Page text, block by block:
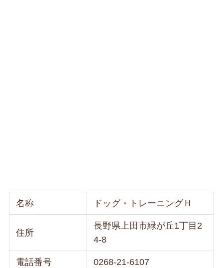
名称 ドッグ・トレーニングＨ
住所
長野県上田市緑が丘1丁目2
4-8
電話番号 0268-21-6107